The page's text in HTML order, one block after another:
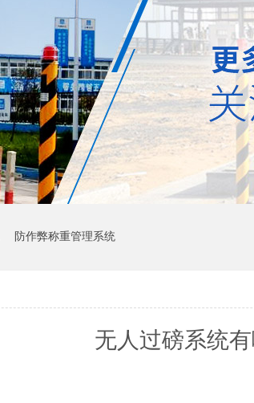
防作弊称重管理系统
无人过磅系统